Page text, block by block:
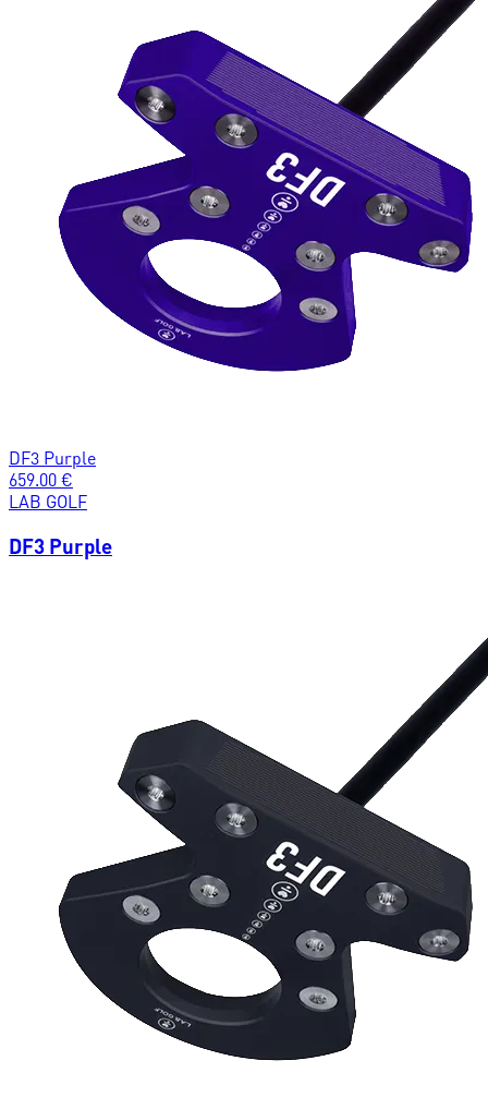
DF3 Purple
659.00 €
LAB GOLF
DF3 Purple